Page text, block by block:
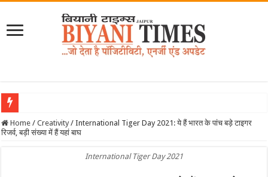
Home / Creativity / International Tiger Day 2021: ये हैं भारत के पांच बड़े टाइगर
रिजर्व, बड़ी संख्या में हैं यहां बाघ
International Tiger Day 2021